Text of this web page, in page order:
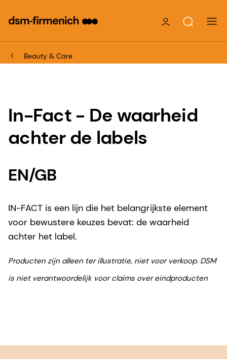
Beauty & Care
In-Fact - De waarheid
achter de labels
EN/GB
IN-FACT is een lijn die het belangrijkste element
voor bewustere keuzes bevat: de waarheid
achter het label.
Producten zijn alleen ter illustratie, niet voor verkoop. DSM
is niet verantwoordelijk voor claims over eindproducten